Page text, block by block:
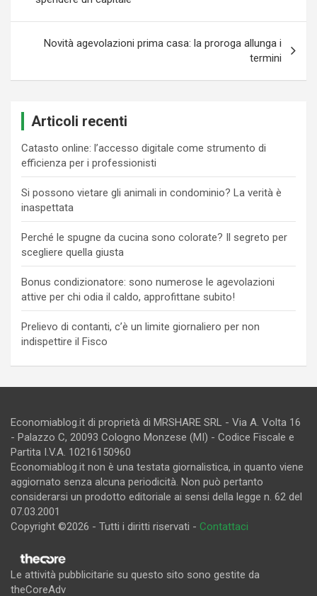
Novità agevolazioni prima casa: la proroga allunga i
termini
Articoli recenti
Catasto online: l’accesso digitale come strumento di
efficienza per i professionisti
Si possono vietare gli animali in condominio? La verità è
inaspettata
Perché le spugne da cucina sono colorate? Il segreto per
scegliere quella giusta
Bonus condizionatore: sono numerose le agevolazioni
attive per chi odia il caldo, approfittane subito!
Prelievo di contanti, c’è un limite giornaliero per non
indispettire il Fisco
Economiablog.it di proprietà di MRSHARE SRL - Via A. Volta 16
- Palazzo C, 20093 Cologno Monzese (MI) - Codice Fiscale e
Partita I.V.A. 10216150960
Economiablog.it non è una testata giornalistica, in quanto viene
aggiornato senza alcuna periodicità. Non può pertanto
considerarsi un prodotto editoriale ai sensi della legge n. 62 del
07.03.2001
Copyright ©2026 - Tutti i diritti riservati - Contattaci
Le attività pubblicitarie su questo sito sono gestite da
theCoreAdv